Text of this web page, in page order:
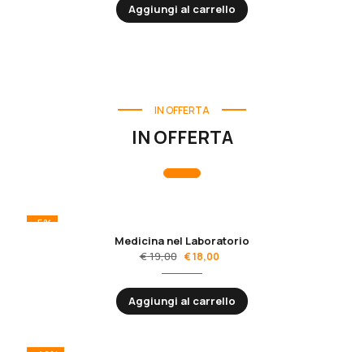
Aggiungi al carrello
IN OFFERTA
IN OFFERTA
-5%
Medicina nel Laboratorio
€19,00 €18,00
Aggiungi al carrello